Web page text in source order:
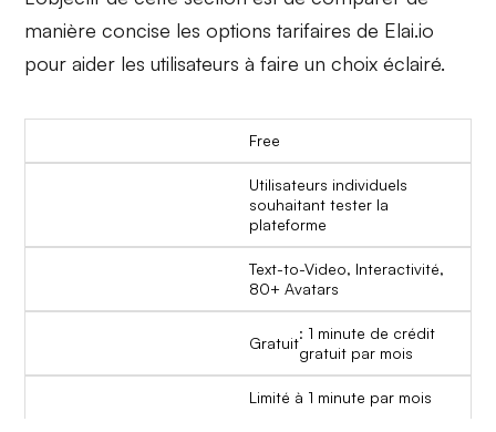
manière concise les options tarifaires de Elai.io
pour aider les utilisateurs à faire un choix éclairé.
Free
Utilisateurs individuels
souhaitant tester la
plateforme
Text-to-Video, Interactivité,
80+ Avatars
Gratuit
: 1 minute de crédit
gratuit par mois
Limité à 1 minute par mois